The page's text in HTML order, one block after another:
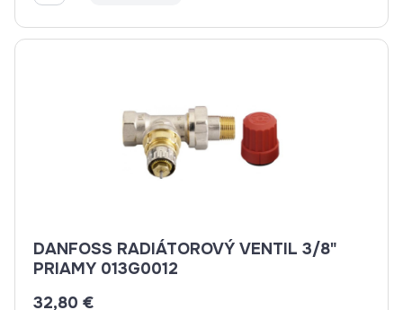
DANFOSS RADIÁTOROVÝ VENTIL 3/8"
PRIAMY 013G0012
32,80 €